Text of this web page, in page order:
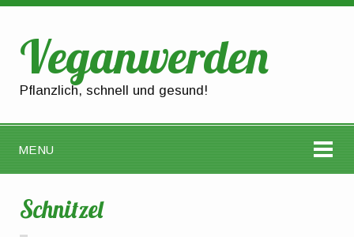
Veganwerden
Pflanzlich, schnell und gesund!
MENU
Schnitzel